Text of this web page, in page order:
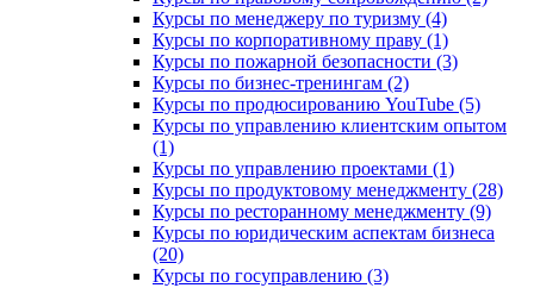
Курсы по менеджеру по туризму (4)
Курсы по корпоративному праву (1)
Курсы по пожарной безопасности (3)
Курсы по бизнес-тренингам (2)
Курсы по продюсированию YouTube (5)
Курсы по управлению клиентским опытом
(1)
Курсы по управлению проектами (1)
Курсы по продуктовому менеджменту (28)
Курсы по ресторанному менеджменту (9)
Курсы по юридическим аспектам бизнеса
(20)
Курсы по госуправлению (3)